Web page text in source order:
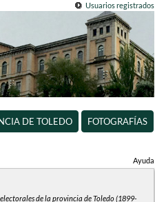
Usuarios registrados
DE TOLEDO FOTOGRAFÍAS
Ayuda
electorales de la provincia de Toledo (1899-